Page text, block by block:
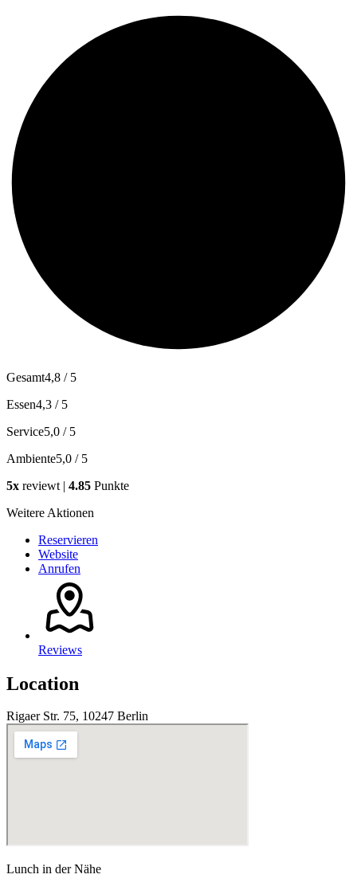
Gesamt4,8 / 5
Essen4,3 / 5
Service5,0 / 5
Ambiente5,0 / 5
5x reviewt | 4.85 Punkte
Weitere Aktionen
Reservieren
Website
Anrufen
Reviews
Location
Rigaer Str. 75, 10247 Berlin
Lunch in der Nähe